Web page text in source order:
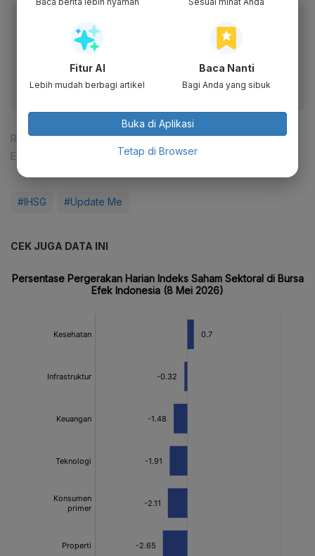
Baca artikel ini lewat aplikasi mobile.
Dapatkan pengalaman membaca lebih nyaman dan nikmati
Reporter: Nur Hana Putri Nabila
Editor:
Ira Guslina Sufa
#IHSG #Update Me
CEK JUGA DATA INI
Fitur AI
Lebih mudah berbagi artikel
Baca Nanti
Bagi Anda yang sibuk
Buka di Aplikasi
Tetap di Browser